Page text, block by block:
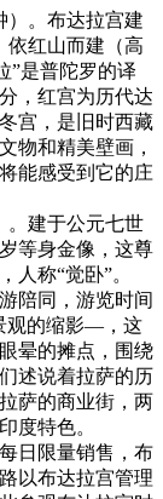
）。布达拉宫建
依红山而建（高
”是普陀罗的译
，红宫为历代达
宫，是旧时西藏
物和精美壁画，
能感受到它的庄
。建于公元七世
等身金像，这尊
人称“觉卧”。
陪同，游览时间
观的缩影—，这
晕的摊点，围绕
述说着拉萨的历
萨的商业街，两
度特色。
日限量销售，布
以布达拉宫管理